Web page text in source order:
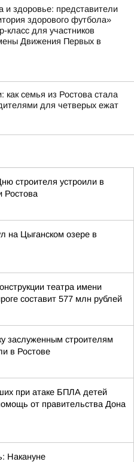
и здоровье: представители
здорового футбола»
класс для участников
Движения Первых в
как семья из Ростова стала
для четверых ежат
строителя устроили в
Ростова
на Цыганском озере в
театра имени
составит 577 млн рублей
заслуженным строителям
в Ростове
при атаке БПЛА детей
от правительства Дона
Накануне